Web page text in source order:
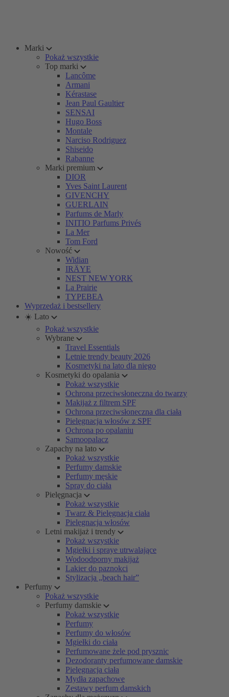
Marki
Pokaż wszystkie
Top marki
Lancôme
Armani
Kérastase
Jean Paul Gaultier
SENSAI
Hugo Boss
Montale
Narciso Rodriguez
Shiseido
Rabanne
Marki premium
DIOR
Yves Saint Laurent
GIVENCHY
GUERLAIN
Parfums de Marly
INITIO Parfums Privés
La Mer
Tom Ford
Nowość
Widian
IRÄYE
NEST NEW YORK
La Prairie
TYPEBEA
Wyprzedaż i bestsellery
☀️ Lato
Pokaż wszystkie
Wybrane
Travel Essentials
Letnie trendy beauty 2026
Kosmetyki na lato dla niego
Kosmetyki do opalania
Pokaż wszystkie
Ochrona przeciwsłoneczna do twarzy
Makijaż z filtrem SPF
Ochrona przeciwsłoneczna dla ciała
Pielęgnacja włosów z SPF
Ochrona po opalaniu
Samoopalacz
Zapachy na lato
Pokaż wszystkie
Perfumy damskie
Perfumy męskie
Spray do ciała
Pielęgnacja
Pokaż wszystkie
Twarz & Pielęgnacja ciała
Pielęgnacja włosów
Letni makijaż i trendy
Pokaż wszystkie
Mgiełki i spraye utrwalające
Wodoodporny makijaż
Lakier do paznokci
Stylizacja „beach hair”
Perfumy
Pokaż wszystkie
Perfumy damskie
Pokaż wszystkie
Perfumy
Perfumy do włosów
Mgiełki do ciała
Perfumowane żele pod prysznic
Dezodoranty perfumowane damskie
Pielęgnacja ciała
Mydła zapachowe
Zestawy perfum damskich